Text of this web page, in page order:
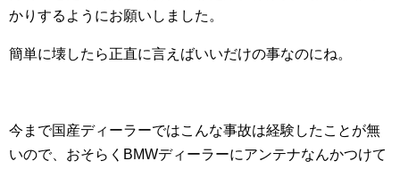
かりするようにお願いしました。
簡単に壊したら正直に言えばいいだけの事なのにね。
今まで国産ディーラーではこんな事故は経験したことが無
いので、おそらくBMWディーラーにアンテナなんかつけて